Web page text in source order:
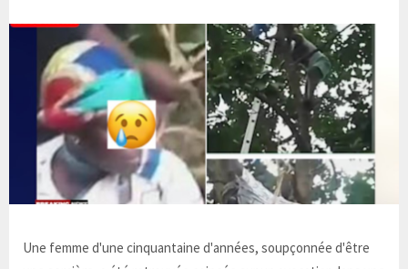
Une femme d'une cinquantaine d'années, soupçonnée d'être